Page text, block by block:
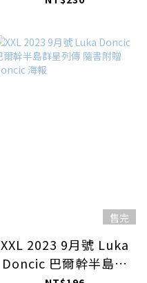
售完
XXL 2023 9月號 Luka
Doncic 巴爾幹半島群